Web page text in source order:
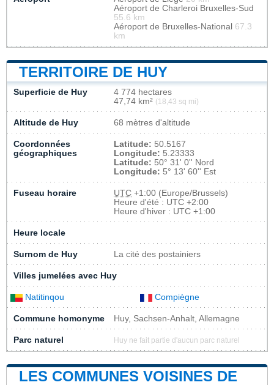
Aéroport de Charleroi Bruxelles-Sud
55.6 km
Aéroport de Bruxelles-National 67.3
km
TERRITOIRE DE HUY
Superficie de Huy
4 774 hectares
47,74 km² (18,43 sq mi)
Altitude de Huy 68 mètres d'altitude
Coordonnées
géographiques
Latitude: 50.5167
Longitude: 5.23333
Latitude: 50° 31' 0'' Nord
Longitude: 5° 13' 60'' Est
Fuseau horaire UTC +1:00 (Europe/Brussels)
Heure d'été : UTC +2:00
Heure d'hiver : UTC +1:00
Heure locale
Surnom de Huy La cité des postainiers
Villes jumelées avec Huy
Natitinqou Compiègne
Commune homonyme Huy, Sachsen-Anhalt, Allemagne
Parc naturel Huy ne fait partie d'aucun parc naturel
LES COMMUNES VOISINES DE